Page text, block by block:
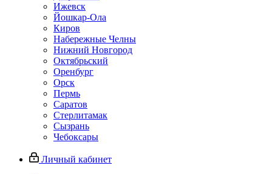
Ижевск
Йошкар-Ола
Киров
Набережные Челны
Нижний Новгород
Октябрьский
Оренбург
Орск
Пермь
Саратов
Стерлитамак
Сызрань
Чебоксары
Личный кабинет